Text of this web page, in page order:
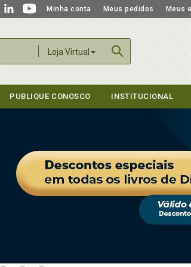
Minha conta Meus pedidos Meus
Loja Virtual
PUBLIQUE CONOSCO INSTITUCIONAL